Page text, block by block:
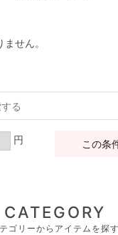
せん。
円 この条
CATEGORY
ゴリーからアイテムを探す